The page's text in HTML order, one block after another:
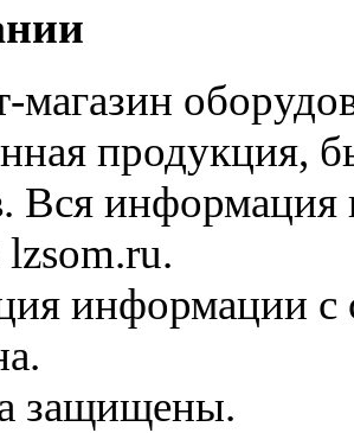
магазин
продукция,
Вся информация
lzsom.ru.
информации с
защищены.